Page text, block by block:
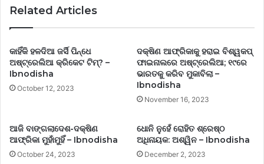
Related Articles
କାହିଁକି ହଳଦିଆ ଜର୍ସି ପିନ୍ଧେ
ଅଷ୍ଟ୍ରେଲିଆ କ୍ରିକେଟ ଟିମ୍? –
Ibnodisha
October 12, 2023
ଦକ୍ଷିଣ ଆଫ୍ରିକାକୁ ହରାଇ ବିଶ୍ୱକପ୍‌
ଫାଇନାଲରେ ଅଷ୍ଟ୍ରେଲିଆ; ୧୯ରେ
ଭାରତକୁ କରିବ ମୁକାବିଲା –
Ibnodisha
November 16, 2023
ଆଜି ବାଙ୍ଗଲାଦେଶ-ଦକ୍ଷିଣ
ଆଫ୍ରିକା ମୁହାଁମୁହିଁ – Ibnodisha
October 24, 2023
ଧୋନି ନୁହେଁ ରୋହିତ ଶ୍ରେଷ୍ଠ
ଅଧିନାୟକ: ଅଶ୍ୱିନ – Ibnodisha
December 2, 2023